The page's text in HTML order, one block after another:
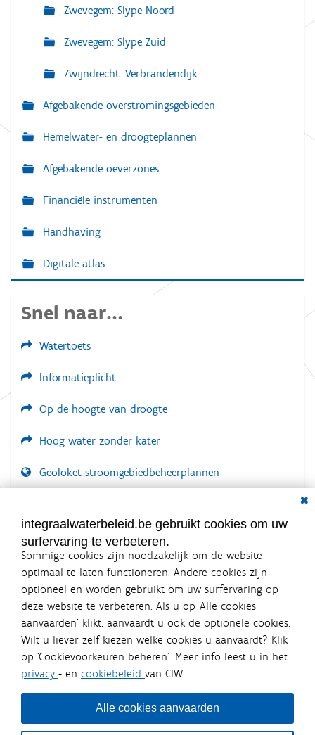
Zwevegem: Slype Noord
Zwevegem: Slype Zuid
Zwijndrecht: Verbrandendijk
Afgebakende overstromingsgebieden
Hemelwater- en droogteplannen
Afgebakende oeverzones
Financiële instrumenten
Handhaving
Digitale atlas
Snel naar...
Watertoets
Informatieplicht
Op de hoogte van droogte
Hoog water zonder kater
Geoloket stroomgebiedbeheerplannen
LOGIN VEREIST
integraalwaterbeleid.be gebruikt cookies om uw
surfervaring te verbeteren.
Sommige cookies zijn noodzakelijk om de website
optimaal te laten functioneren. Andere cookies zijn
optioneel en worden gebruikt om uw surfervaring op
deze website te verbeteren. Als u op ‘Alle cookies
aanvaarden’ klikt, aanvaardt u ook de optionele cookies.
Wilt u liever zelf kiezen welke cookies u aanvaardt? Klik
op ‘Cookievoorkeuren beheren’. Meer info leest u in het
privacy - en cookiebeleid van CIW.
Alle cookies aanvaarden
Integraalwaterbeleid.be is een
officiële website van de Vlaamse
overheid
uitgegeven door Coördinatiecommissie Integraal
Waterbeleid
De Coördinatiecommissie Integraal Waterbeleid (CIW) is een
bestuursniveaus die bij het waterbeleid betrokken zijn. Ook
waterbedrijven nemen deel aan het overleg. Deze
samenwerking zorgt voor een gecoördineerde en